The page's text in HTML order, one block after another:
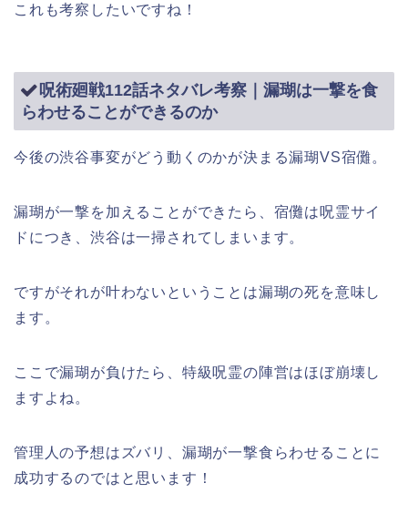
これも考察したいですね！
呪術廻戦112話ネタバレ考察｜漏瑚は一撃を食
らわせることができるのか
今後の渋谷事変がどう動くのかが決まる漏瑚VS宿儺。
漏瑚が一撃を加えることができたら、宿儺は呪霊サイ
ドにつき、渋谷は一掃されてしまいます。
ですがそれが叶わないということは漏瑚の死を意味し
ます。
ここで漏瑚が負けたら、特級呪霊の陣営はほぼ崩壊し
ますよね。
管理人の予想はズバリ、漏瑚が一撃食らわせることに
成功するのではと思います！